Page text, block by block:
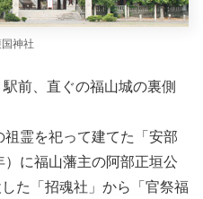
神社
前、直ぐの福山城の裏側
霊を祀って建てた「安部
に福山藩主の阿部正垣公
た「招魂社」から「官祭福